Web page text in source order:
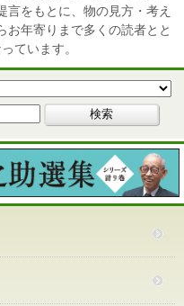
をもとに、物の見方・考え
お年寄りまで多くの読者とと
ています。